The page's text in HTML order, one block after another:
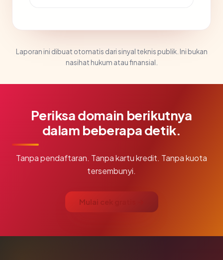
Laporan ini dibuat otomatis dari sinyal teknis publik. Ini bukan
nasihat hukum atau finansial.
Periksa domain berikutnya
dalam beberapa detik.
Tanpa pendaftaran. Tanpa kartu kredit. Tanpa kuota
tersembunyi.
Mulai cek gratis →